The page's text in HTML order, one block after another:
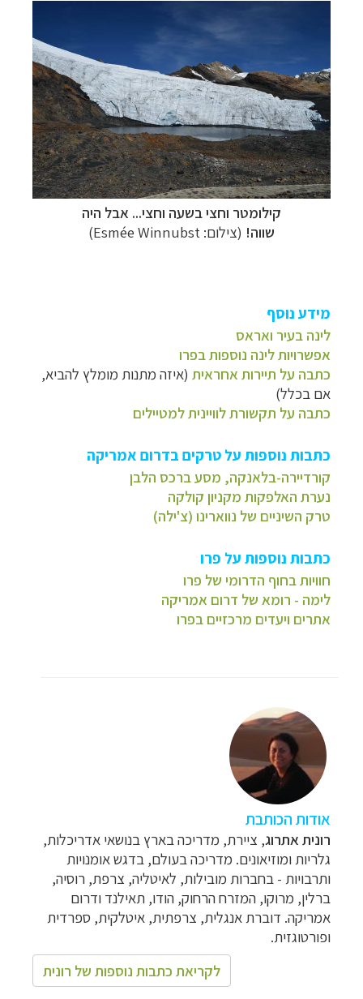
קילומטר וחצי בשעה וחצי... אבל היה
שווה! (צילום: Esmée Winnubst)
מידע נוסף
לינה בעיר ואראס
אפשרויות לינה נוספות בפרו
כתבה על תיירות אחראית (איזה מתנות מומלץ להביא,
אם בכלל)
כתבה על תקשורת לוויינית למטיילים
כתבות נוספות על טרקים בדרום אמריקה
קורדיירה-בלאנקה, מסע ברכס הלבן
נערת האלפקות מקניון קולקה
טרק השיניים של נווארינו (צ'ילה)
כתבות נוספות על פרו
חוויות בחוף הדרומי של פרו
לימה - רומא של דרום אמריקה
אתרים ויעדים מרכזיים בפרו
אודות הכותבת
רונית אתרוג, ציירת, מדריכה בארץ בנושאי אדריכלות,
גלריות ומוזיאונים. מדריכה בעולם, בדגש אומנויות
ותרבויות - בחברות מובילות, לאיטליה, צרפת, רוסיה,
ברלין, מרוקו, המזרח הרחוק, הודו, תאילנד ודרום
אמריקה. דוברת אנגלית, צרפתית, איטלקית, ספרדית
ופורטוגזית.
לקריאת כתבות נוספות של רונית